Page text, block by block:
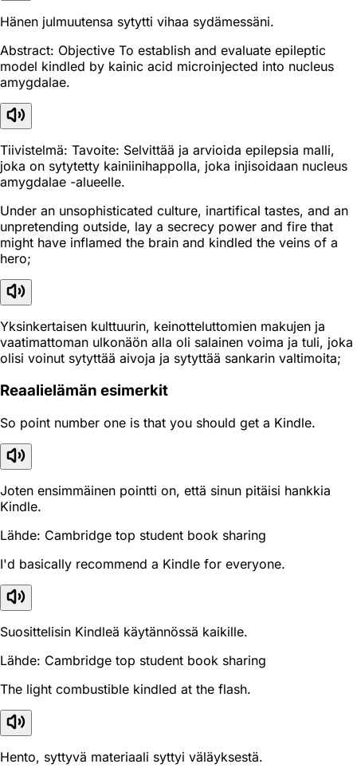
Hänen julmuutensa sytytti vihaa sydämessäni.
Abstract: Objective To establish and evaluate epileptic
model kindled by kainic acid microinjected into nucleus
amygdalae.
Tiivistelmä: Tavoite: Selvittää ja arvioida epilepsia malli,
joka on sytytetty kainiinihappolla, joka injisoidaan nucleus
amygdalae -alueelle.
Under an unsophisticated culture, inartifical tastes, and an
unpretending outside, lay a secrecy power and fire that
might have inflamed the brain and kindled the veins of a
hero;
Yksinkertaisen kulttuurin, keinotteluttomien makujen ja
vaatimattoman ulkonäön alla oli salainen voima ja tuli, joka
olisi voinut sytyttää aivoja ja sytyttää sankarin valtimoita;
Reaali­elämän esimerkit
So point number one is that you should get a Kindle.
Joten ensimmäinen pointti on, että sinun pitäisi hankkia
Kindle.
Lähde: Cambridge top student book sharing
I'd basically recommend a Kindle for everyone.
Suosittelisin Kindleä käytännössä kaikille.
Lähde: Cambridge top student book sharing
The light combustible kindled at the flash.
Hento, syttyvä materiaali syttyi väläyksestä.